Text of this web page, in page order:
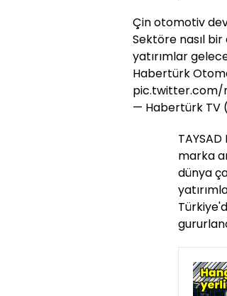
Çin otomotiv
Sektöre nasıl
yatırımlar
Habertürk
pic.twitter.com/
— Habertürk TV
marka
dünya